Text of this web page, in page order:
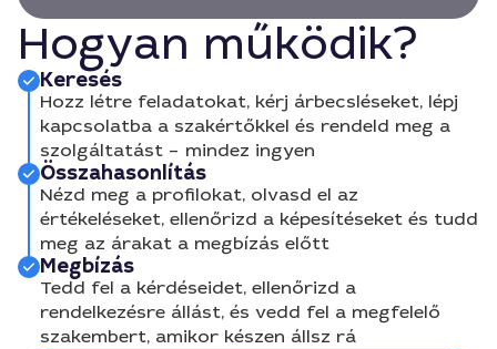
Hogyan működik?
Keresés
Hozz létre feladatokat, kérj árbecsléseket, lépj
kapcsolatba a szakértőkkel és rendeld meg a
szolgáltatást – mindez ingyen
Összahasonlítás
Nézd meg a profilokat, olvasd el az
értékeléseket, ellenőrizd a képesítéseket és tudd
meg az árakat a megbízás előtt
Megbízás
Tedd fel a kérdéseidet, ellenőrizd a
rendelkezésre állást, és vedd fel a megfelelő
szakembert, amikor készen állsz rá